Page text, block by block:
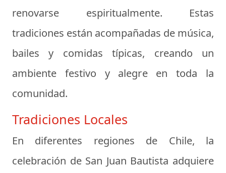
renovarse espiritualmente. Estas
tradiciones están acompañadas de música,
bailes y comidas típicas, creando un
ambiente festivo y alegre en toda la
comunidad.
Tradiciones Locales
En diferentes regiones de Chile, la
celebración de San Juan Bautista adquiere